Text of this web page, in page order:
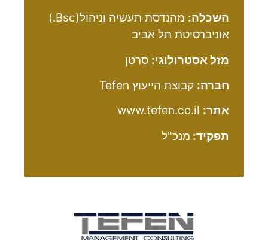
השכלה:
מהנדסת תעשיה וניהול(Bsc.)
אוניברסיטת תל אביב
מזל אסטרולוגי: סרטן
חברה: קבוצת הייעוץ Tefen
אתר: www.tefen.co.il
תפקיד: מנכ"ל